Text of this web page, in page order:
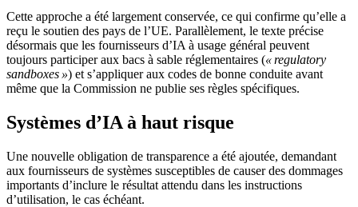
Cette approche a été largement conservée, ce qui confirme qu’elle a
reçu le soutien des pays de l’UE. Parallèlement, le texte précise
désormais que les fournisseurs d’IA à usage général peuvent
toujours participer aux bacs à sable réglementaires (« regulatory
sandboxes ») et s’appliquer aux codes de bonne conduite avant
même que la Commission ne publie ses règles spécifiques.
Systèmes d’IA à haut risque
Une nouvelle obligation de transparence a été ajoutée, demandant
aux fournisseurs de systèmes susceptibles de causer des dommages
importants d’inclure le résultat attendu dans les instructions
d’utilisation, le cas échéant.